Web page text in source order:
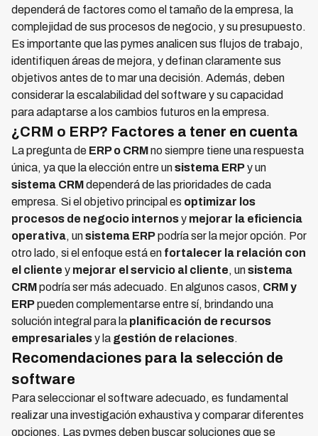
dependerá de factores como el tamaño de la empresa, la
complejidad de sus procesos de negocio, y su presupuesto.
Es importante que las pymes analicen sus flujos de trabajo,
identifiquen áreas de mejora, y definan claramente sus
objetivos antes de to mar una decisión. Además, deben
considerar la escalabilidad del software y su capacidad
para adaptarse a los cambios futuros en la empresa.
¿CRM o ERP? Factores a tener en cuenta
La pregunta de ERP o CRMno siempre tiene una respuesta
única, ya que la elección entre unsistema ERPy un
sistema CRMdependerá de las prioridades de cada
empresa. Si el objetivo principal es optimizar los
procesos de negocio internosy mejorar la eficiencia
operativa, unsistema ERPpodría ser la mejor opción. Por
otro lado, si el enfoque está en fortalecer la relación con
el cliente y mejorar el servicio al cliente, unsistema
CRMpodría ser más adecuado. En algunos casos, CRM y
ERPpueden complementarse entre sí, brindando una
solución integral para la planificación de recursos
empresarialesy la gestión de relaciones.
Recomendaciones para la selección de
software
Para seleccionar el software adecuado, es fundamental
realizar una investigación exhaustiva y comparar diferentes
opciones. Las pymes deben buscar soluciones que se